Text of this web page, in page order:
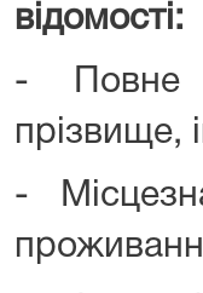
відомості:
- Повне
прізвище,
-